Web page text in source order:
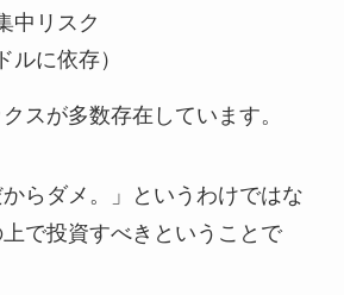
中リスク
ルに依存）
スが多数存在しています。
らダメ。」というわけではな
で投資すべきということで